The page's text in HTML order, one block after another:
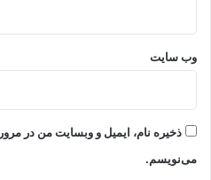
وب‌ سایت
ذخیره نام، ایمیل و وبسایت من در
می‌نویسم.